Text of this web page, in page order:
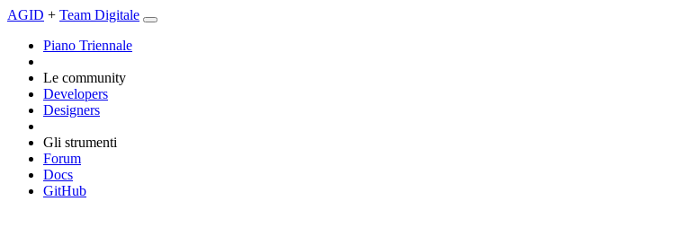
AGID + Team Digitale
Piano Triennale
Le community
Developers
Designers
Gli strumenti
Forum
Docs
GitHub